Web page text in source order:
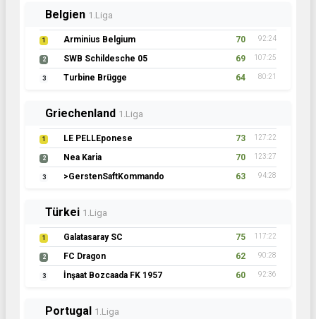
Belgien 1.Liga
1 Arminius Belgium 70 92:24
2 SWB Schildesche 05 69 107:25
3 Turbine Brügge 64 80:21
Griechenland 1.Liga
1 LE PELLEponese 73 127:22
2 Nea Karia 70 123:27
3 >GerstenSaftKommando 63 94:28
Türkei 1.Liga
1 Galatasaray SC 75 117:22
2 FC Dragon 62 90:28
3 İnşaat Bozcaada FK 1957 60 92:36
Portugal 1.Liga